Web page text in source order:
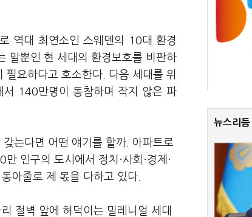
역대 최연소인 스웨덴의 10대 환경
말뿐인 현 세대의 환경보호를 비판하
요하다고 호소한다. 다음 세대를 위
140만명이 동참하며 작지 않은 파
는다면 어떤 얘기를 할까. 아파트로
인구의 도시에서 정치·사회·경제·
아줄로 제 몫을 다하고 있다.
절벽 앞에 허덕이는 밀레니얼 세대
뉴스리듬